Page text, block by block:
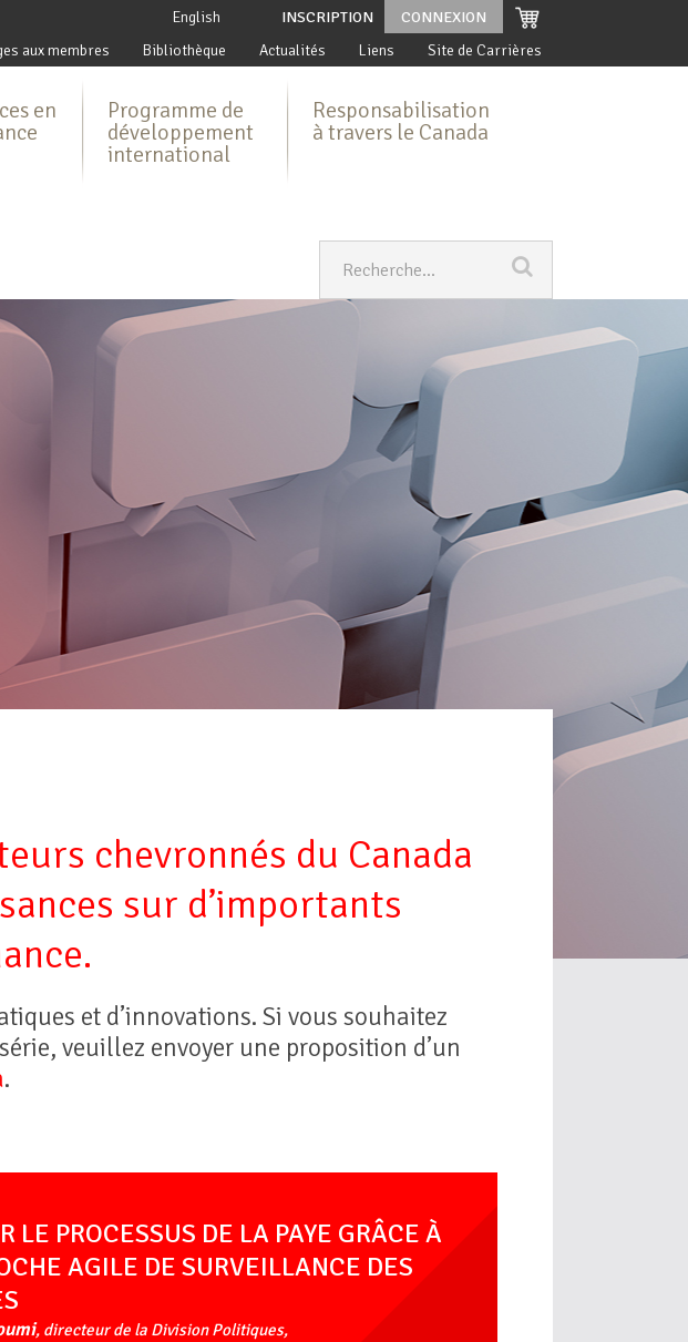
CONNEXION
INSCRIPTION
English
aux membres Bibliothèque Actualités Liens Site de Carrières
en
Programme de
développement
international
Responsabilisation
à travers le Canada
chevronnés du Canada
sur d’importants
et d’innovations. Si vous souhaitez
veuillez envoyer une proposition d’un
.
LE PROCESSUS DE LA PAYE GRÂCE À
AGILE DE SURVEILLANCE DES
, directeur de la Division Politiques,